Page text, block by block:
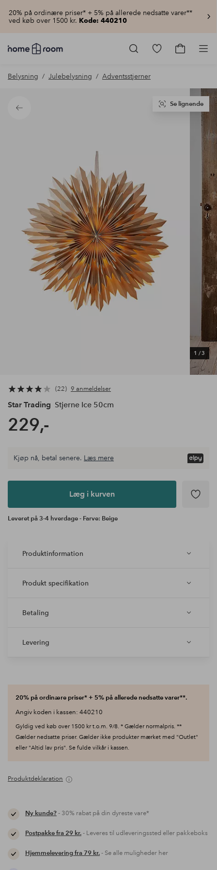
20% på ordinære priser* + 5% på allerede nedsatte varer**
ved køb over 1500 kr. Kode: 440210
Homeroom
–
hjemmet
pris
Gå
Gå
Belysning Julebelysning Adventsstjerner
Tilbage
1 /3
Se lignende
22 9 anmeldelser
Star Trading Stjerne Ice 50cm
229,-
Læg i
Kjøp nå, betal senere. Læs mere
Læg i kurven
Leveret på 3-4 hverdage - Farve: Beige
Produktinformation
Produkt specifikation
Betaling
Levering
20% på ordinære priser* + 5% på allerede nedsatte varer**.
Angiv koden i kassen: 440210
Gyldig ved køb over 1500 kr t.o.m. 9/8. * Gælder normalpris. **
Gælder nedsatte priser. Gælder ikke produkter mærket med "Outlet"
eller "Altid lav pris". Se fulde vilkår i kassen.
Produktdeklaration
Ny kunde?- 30% rabat på din dyreste vare*
Postpakke fra 29 kr.- Leveres til udleveringssted eller pakkeboks
Hjemmelevering fra 79 kr.- Se alle muligheder her